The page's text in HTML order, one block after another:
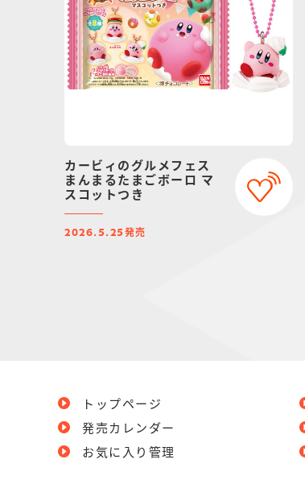
カービィのグルメフェス
まんまるたまごボーロ マ
スコットつき
2026.5.25 発売
トップページ
発売カレンダー
お気に入り管理